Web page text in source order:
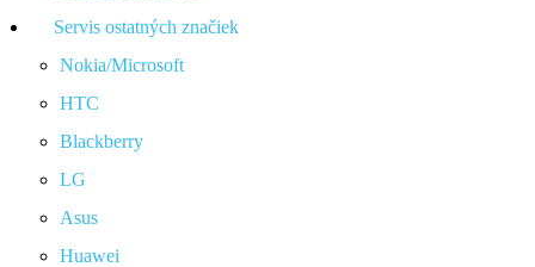
Servis ostatných značiek
Nokia/Microsoft
HTC
Blackberry
LG
Asus
Huawei